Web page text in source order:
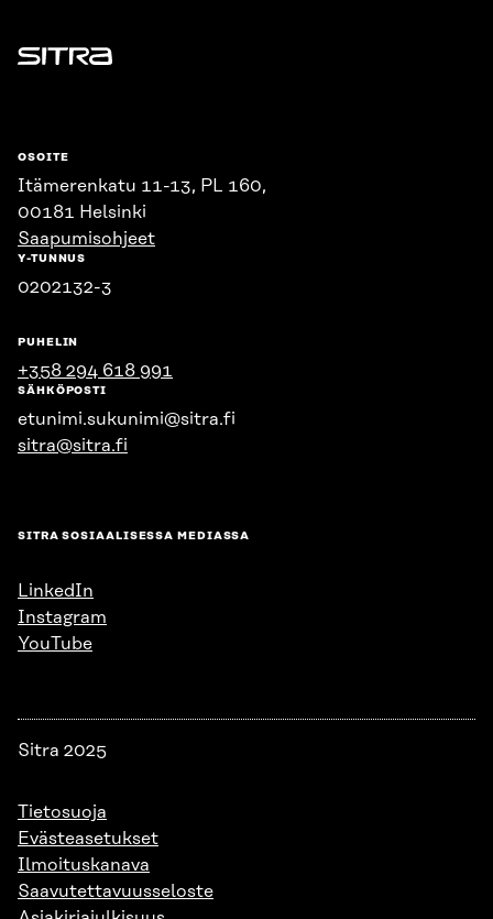
Sitra
OSOITE
Itämerenkatu 11-13, PL 160,
00181 Helsinki
Saapumisohjeet
Y-TUNNUS
0202132-3
PUHELIN
+358 294 618 991
SÄHKÖPOSTI
etunimi.sukunimi@sitra.fi
sitra@sitra.fi
SITRA SOSIAALISESSA MEDIASSA
LinkedIn
Instagram
YouTube
Sitra 2025
Tietosuoja
Evästeasetukset
Ilmoituskanava
Saavutettavuusseloste